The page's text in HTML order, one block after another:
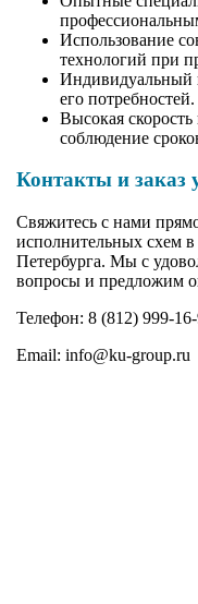
Использование
технологий при
Индивидуальный
его потребностей.
Высокая
соблюдение
Контакты и заказ
Свяжитесь с нами
исполнительных схем
Петербурга. Мы с
вопросы и предложим
Телефон: 8 (812) 999-
Email: info@ku-group.ru